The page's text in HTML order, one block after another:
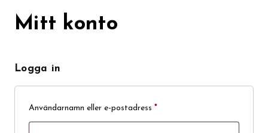
Mitt konto
Logga in
Användarnamn eller e-postadress *Obligatoriskt